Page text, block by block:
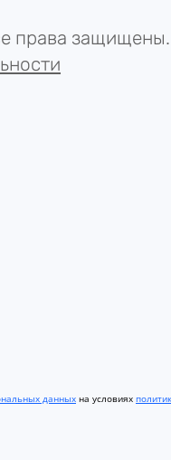
права защищены.
данных на условиях